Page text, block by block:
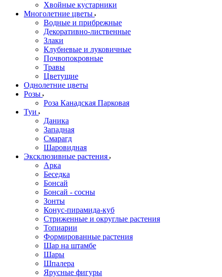
Хвойные кустарники
Многолетние цветы
Водные и прибрежные
Декоративно-лиственные
Злаки
Клубневые и луковичные
Почвопокровные
Травы
Цветущие
Однолетние цветы
Розы
Роза Канадская Парковая
Туи
Даника
Западная
Смарагд
Шаровидная
Эксклюзивные растения
Арка
Беседка
Бонсай
Бонсай - сосны
Зонты
Конус-пирамида-куб
Стриженные и округлые растения
Топиарии
Формированные растения
Шар на штамбе
Шары
Шпалера
Ярусные фигуры